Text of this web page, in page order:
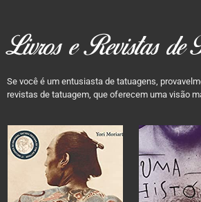
Livros e Revistas de
Se você é um entusiasta de tatuagens,
revistas de tatuagem, que oferecem uma visão